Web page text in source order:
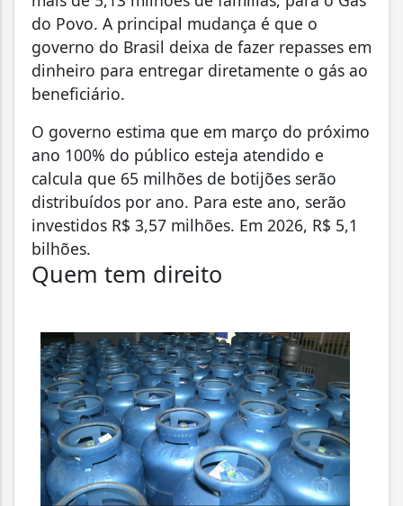
do Povo. A principal mudança é que o
governo do Brasil deixa de fazer repasses em
dinheiro para entregar diretamente o gás ao
beneficiário.
O governo estima que em março do próximo
ano 100% do público esteja atendido e
calcula que 65 milhões de botijões serão
distribuídos por ano. Para este ano, serão
investidos R$ 3,57 milhões. Em 2026, R$ 5,1
bilhões.
Quem tem direito